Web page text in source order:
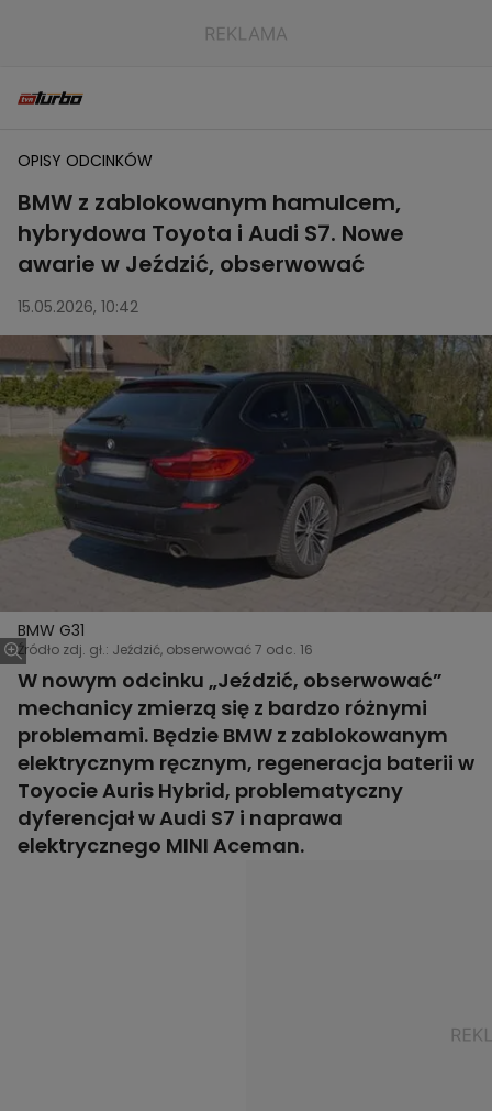
OPISY ODCINKÓW
BMW z zablokowanym hamulcem,
hybrydowa Toyota i Audi S7. Nowe
awarie w Jeździć, obserwować
15.05.2026, 10:42
BMW G31
Źródło zdj. gł.: Jeździć, obserwować 7 odc. 16
W nowym odcinku „Jeździć, obserwować”
mechanicy zmierzą się z bardzo różnymi
problemami. Będzie BMW z zablokowanym
elektrycznym ręcznym, regeneracja baterii w
Toyocie Auris Hybrid, problematyczny
dyferencjał w Audi S7 i naprawa
elektrycznego MINI Aceman.